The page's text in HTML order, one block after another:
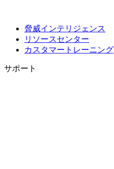
脅威インテリジェンス
リソースセンター
カスタマートレーニング
サポート